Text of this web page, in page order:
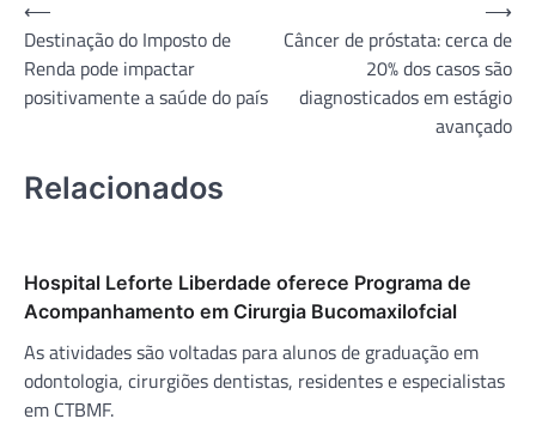
Navegação
de
Post
⟵
Destinação do Imposto de
Renda pode impactar
positivamente a saúde do país
Câncer de próstata: cerca de
20% dos casos são
diagnosticados em estágio
avançado
⟶
Relacionados
Hospital Leforte Liberdade oferece Programa de
Acompanhamento em Cirurgia Bucomaxilofcial
As atividades são voltadas para alunos de graduação em
odontologia, cirurgiões dentistas, residentes e especialistas
em CTBMF.